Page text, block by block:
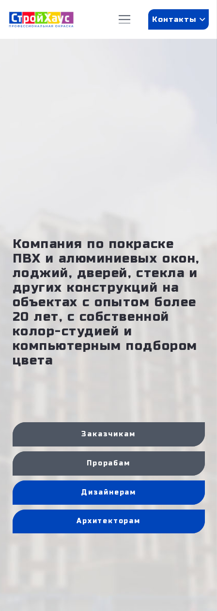
Контакты
Компания по покраске
ПВХ и алюминиевых окон,
лоджий, дверей, стекла и
других конструкций на
объектах с опытом более
20 лет, с собственной
колор-студией и
компьютерным подбором
цвета
Заказчикам
Прорабам
Дизайнерам
Архитекторам